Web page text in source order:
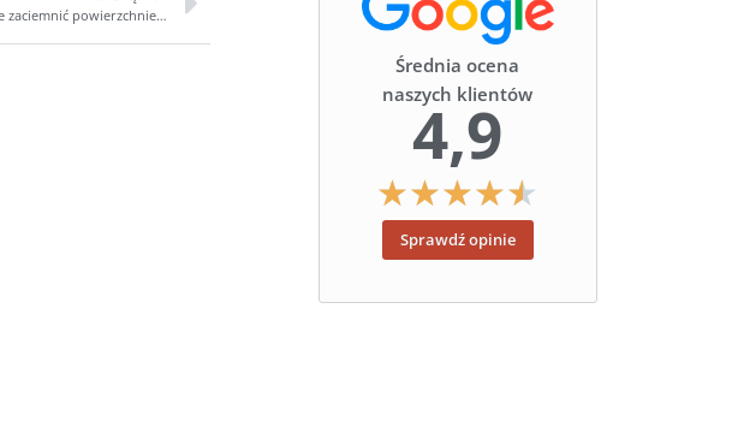
Refleksole i żaluzje fasadowe, czyli jak skutecznie zaciemnić powierzchnie szklane w budynku.
Średnia ocena
naszych klientów
4,9
★★★★★
Sprawdź opinie